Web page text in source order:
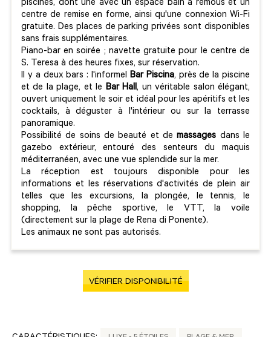
piscines, dont une avec un espace bain à remous et un
centre de remise en forme, ainsi qu'une connexion Wi-Fi
gratuite. Des places de parking privées sont disponibles
sans frais supplémentaires.
Piano-bar en soirée ; navette gratuite pour le centre de
S. Teresa à des heures fixes, sur réservation.
Il y a deux bars : l'informel Bar Piscina, près de la piscine
et de la plage, et le Bar Hall, un véritable salon élégant,
ouvert uniquement le soir et idéal pour les apéritifs et les
cocktails, à déguster à l'intérieur ou sur la terrasse
panoramique.
Possibilité de soins de beauté et demassages dans le
gazebo extérieur, entouré des senteurs du maquis
méditerranéen, avec une vue splendide sur la mer.
La réception est toujours disponible pour les
informations et les réservations d'activités de plein air
telles que les excursions, la plongée, le tennis, le
shopping, la pêche sportive, le VTT, la voile
(directement sur la plage de Rena di Ponente).
Les animaux ne sont pas autorisés.
VÉRIFIER DISPONIBILITÉ